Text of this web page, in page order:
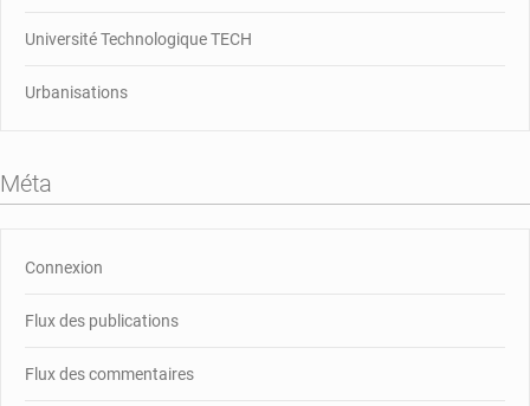
Université Technologique TECH
Urbanisations
Méta
Connexion
Flux des publications
Flux des commentaires